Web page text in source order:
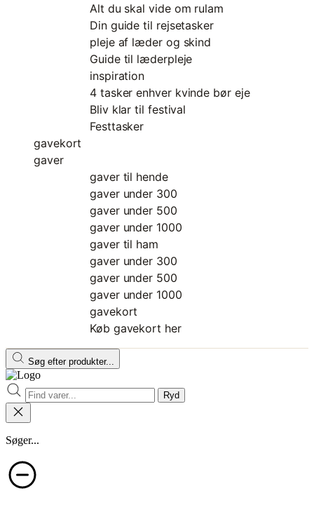
Alt du skal vide om rulam
Din guide til rejsetasker
pleje af læder og skind
Guide til læderpleje
inspiration
4 tasker enhver kvinde bør eje
Bliv klar til festival
Festtasker
gavekort
gaver
gaver til hende
gaver under 300
gaver under 500
gaver under 1000
gaver til ham
gaver under 300
gaver under 500
gaver under 1000
gavekort
Køb gavekort her
Søg efter produkter...
Ryd
Søger...